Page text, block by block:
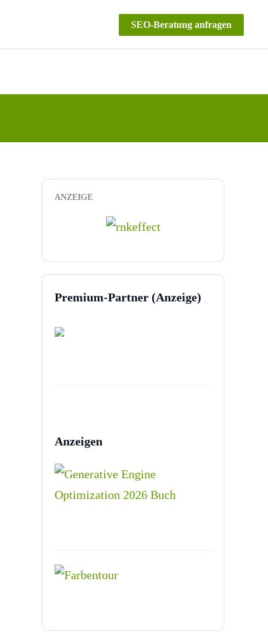
SEO-Beratung anfragen
ANZEIGE
Premium-Partner (Anzeige)
Anzeigen